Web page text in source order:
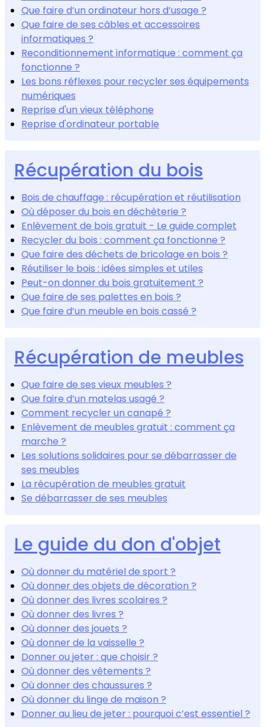
Que faire d’un ordinateur hors d’usage ?
Que faire de ses câbles et accessoires
informatiques ?
Reconditionnement informatique : comment ça
fonctionne ?
Les bons réflexes pour recycler ses équipements
numériques
Reprise d'un vieux téléphone
Reprise d'ordinateur portable
Récupération du bois
Bois de chauffage : récupération et réutilisation
Où déposer du bois en déchèterie ?
Enlèvement de bois gratuit - Le guide complet
Recycler du bois : comment ça fonctionne ?
Que faire des déchets de bricolage en bois ?
Réutiliser le bois : idées simples et utiles
Peut-on donner du bois gratuitement ?
Que faire de ses palettes en bois ?
Que faire d’un meuble en bois cassé ?
Récupération de meubles
Que faire de ses vieux meubles ?
Que faire d’un matelas usagé ?
Comment recycler un canapé ?
Enlèvement de meubles gratuit : comment ça
marche ?
Les solutions solidaires pour se débarrasser de
ses meubles
La récupération de meubles gratuit
Se débarrasser de ses meubles
Le guide du don d'objet
Où donner du matériel de sport ?
Où donner des objets de décoration ?
Où donner des livres scolaires ?
Où donner des livres ?
Où donner des jouets ?
Où donner de la vaisselle ?
Donner ou jeter : que choisir ?
Où donner des vêtements ?
Où donner des chaussures ?
Où donner du linge de maison ?
Donner au lieu de jeter : pourquoi c’est essentiel ?